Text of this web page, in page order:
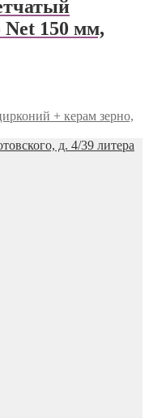
150 мм,
+ керам зерно,
д. 4/39 литера